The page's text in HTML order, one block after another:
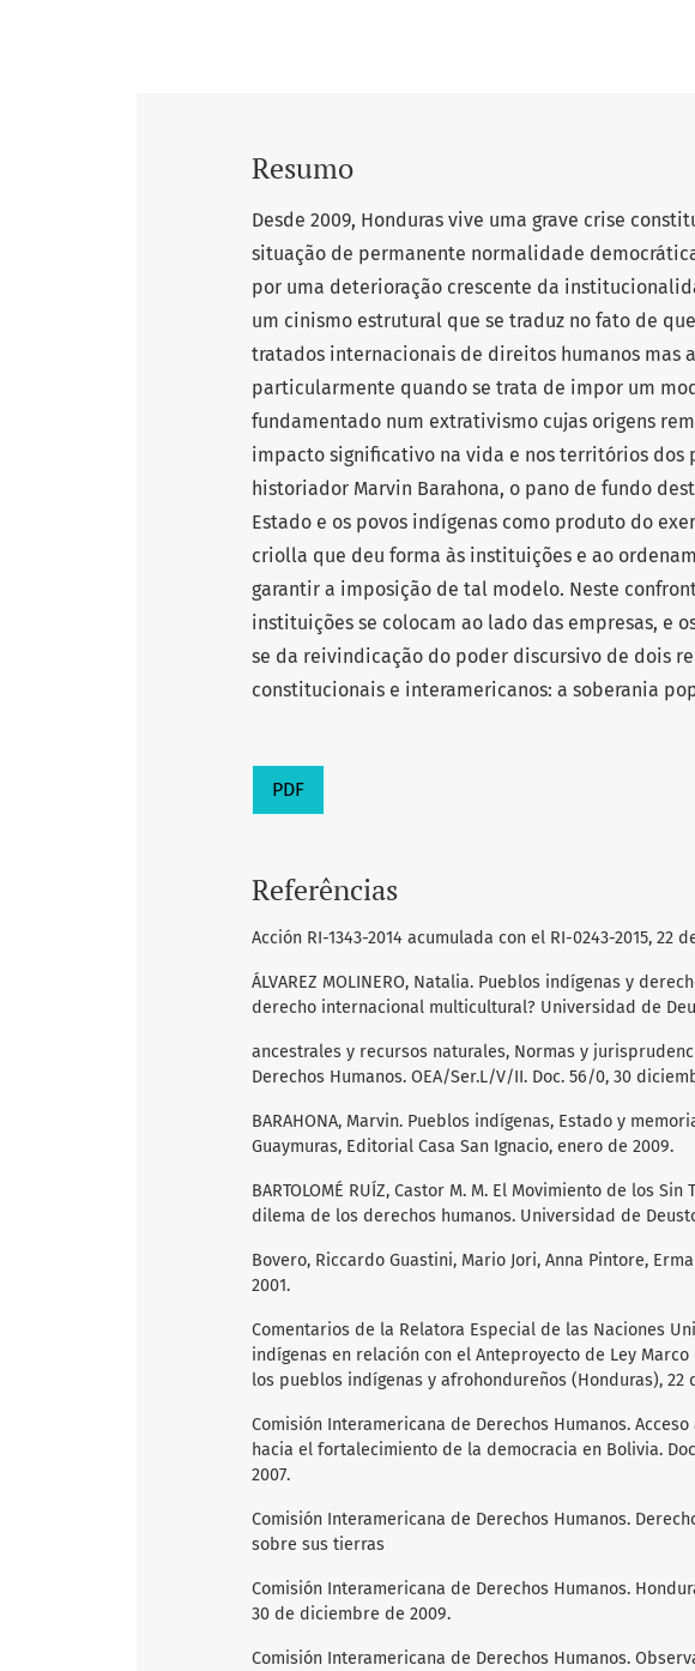
Resumo
Desde 2009, Honduras vive uma grave crise
situação de permanente normalidade
por uma deterioração crescente da
um cinismo estrutural que se traduz no fato de
tratados internacionais de direitos humanos mas
particularmente quando se trata de impor um
fundamentado num extrativismo cujas origens
impacto significativo na vida e nos territórios dos
historiador Marvin Barahona, o pano de fundo
Estado e os povos indígenas como produto do
criolla que deu forma às instituições e ao
garantir a imposição de tal modelo. Neste
instituições se colocam ao lado das empresas, e
se da reivindicação do poder discursivo de dois
constitucionais e interamericanos: a soberania
PDF
Referências
Acción RI-1343-2014 acumulada con el RI-0243-2015, 22
ÁLVAREZ MOLINERO, Natalia. Pueblos indígenas y
derecho internacional multicultural? Universidad de
ancestrales y recursos naturales, Normas y
Derechos Humanos. OEA/Ser.L/V/II. Doc. 56/0, 30
BARAHONA, Marvin. Pueblos indígenas, Estado y
Guaymuras, Editorial Casa San Ignacio, enero de 2009.
BARTOLOMÉ RUÍZ, Castor M. M. El Movimiento de los
dilema de los derechos humanos. Universidad de
Bovero, Riccardo Guastini, Mario Jori, Anna Pintore,
2001.
Comentarios de la Relatora Especial de las Naciones
indígenas en relación con el Anteproyecto de Ley
los pueblos indígenas y afrohondureños (Honduras), 22
Comisión Interamericana de Derechos Humanos.
hacia el fortalecimiento de la democracia en Bolivia.
2007.
Comisión Interamericana de Derechos Humanos.
sobre sus tierras
Comisión Interamericana de Derechos Humanos.
30 de diciembre de 2009.
Comisión Interamericana de Derechos Humanos.